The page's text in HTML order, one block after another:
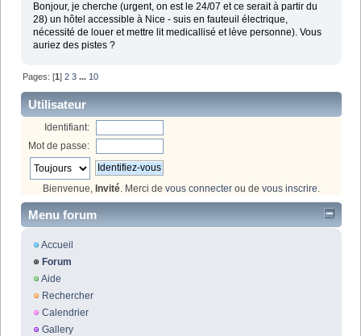
Bonjour, je cherche (urgent, on est le 24/07 et ce serait à partir du
28) un hôtel accessible à Nice - suis en fauteuil électrique,
nécessité de louer et mettre lit medicallisé et lève personne). Vous
auriez des pistes ?
Pages: [1]2 3 ... 10
Utilisateur
Identifiant:
Mot de passe:
Bienvenue, Invité. Merci de vous connecter ou de vous inscrire.
Menu forum
Accueil
Forum
Aide
Rechercher
Calendrier
Gallery